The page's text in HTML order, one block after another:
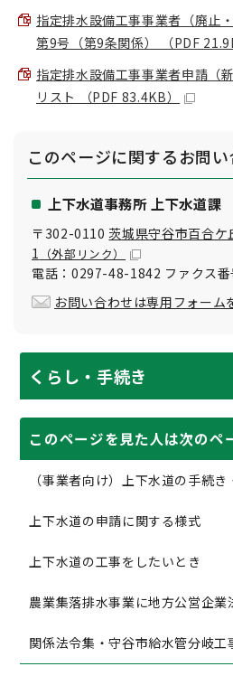
指定排水設備工事事業者（廃止
第9号（第9条関係） （PDF
指定排水設備工事事業者申請（
リスト （PDF 83.4KB）
このページに関するお問
上下水道事務所 上下水道課
〒302-0110茨城県守谷市百合
1 （外部リンク）
電話：0297-48-1842 ファクス
お問い合わせは専用フォーム
くらし・手続き
このページを見た人は次のペ
（事業者向け）上下水道の手続き
上下水道の申請に関する様式
上下水道の工事をしたいとき
農業集落排水事業に地方公営企業
関係法令集・守谷市給水管分岐工